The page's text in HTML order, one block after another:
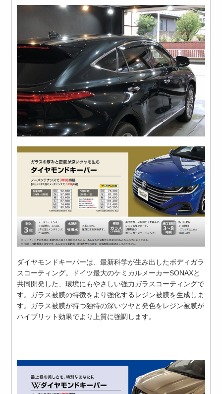
ダイヤモンドキーパーは、最新科学が生み出したボディガラ
スコーティング。ドイツ最大のケミカルメーカーSONAXと
共同開発した、環境にもやさしい強力ガラスコーティングで
す。ガラス被膜の特徴をより強化するレジン被膜を生成しま
す。ガラス被膜が持つ独特の深いツヤと発色をレジン被膜が
ハイブリット効果でより上質に強調します。